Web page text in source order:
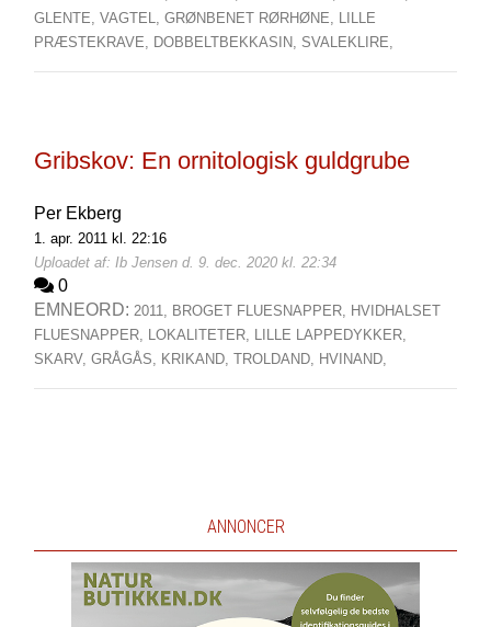
GLENTE, VAGTEL, GRØNBENET RØRHØNE, LILLE
PRÆSTEKRAVE, DOBBELTBEKKASIN, SVALEKLIRE,
Gribskov: En ornitologisk guldgrube
Per Ekberg
1. apr. 2011 kl. 22:16
Uploadet af: Ib Jensen d. 9. dec. 2020 kl. 22:34
0
EMNEORD: 2011, BROGET FLUESNAPPER, HVIDHALSET
FLUESNAPPER, LOKALITETER, LILLE LAPPEDYKKER,
SKARV, GRÅGÅS, KRIKAND, TROLDAND, HVINAND,
ANNONCER